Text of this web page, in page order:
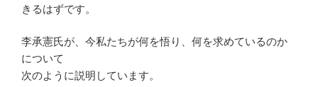
きるはずです。
李承憲氏が、今私たちが何を悟り、何を求めているのか
について
次のように説明しています。